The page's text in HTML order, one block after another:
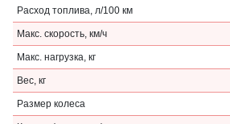
Расход топлива, л/100 км
Макс. скорость, км/ч
Макс. нагрузка, кг
Вес, кг
Размер колеса